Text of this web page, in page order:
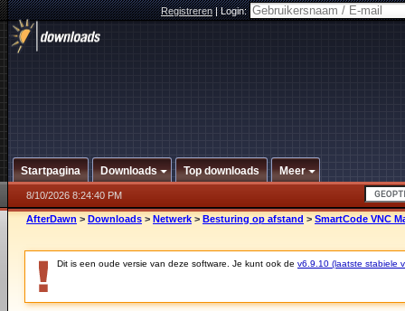
Registreren|Login:
Startpagina Downloads Top downloads Meer
8/10/2026 8:24:40 PM
AfterDawn > Downloads > Netwerk > Besturing op afstand > SmartCode VNC
Dit is een oude versie van deze software. Je kunt ook de v6.9.10 (laatste stabiele